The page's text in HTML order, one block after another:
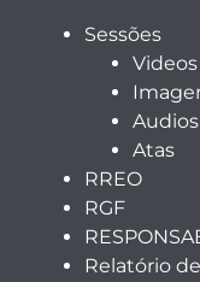
Sessões
Videos
Audios
Atas
RREO
RGF
Relatório